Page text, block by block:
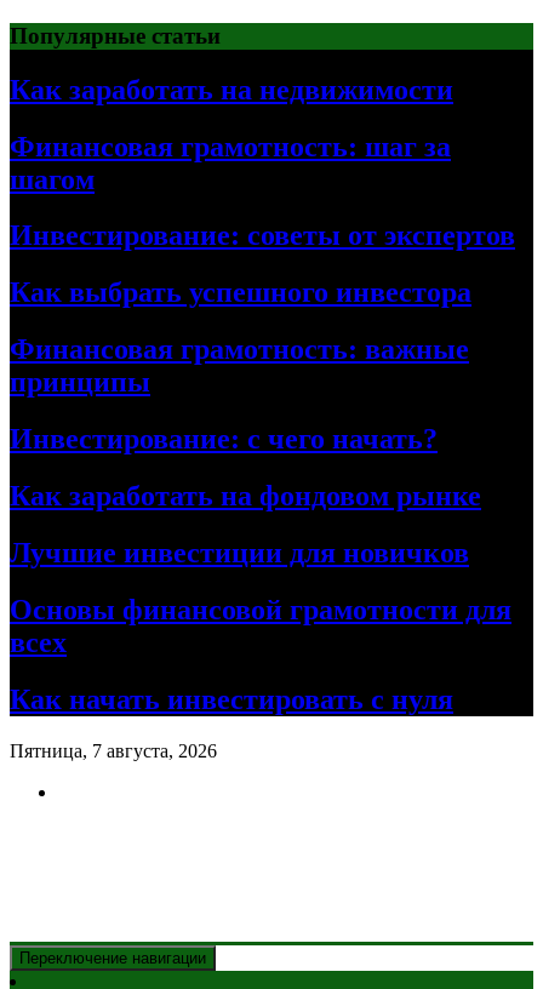
Перейти
к
содержимому
Популярные статьи
Как заработать на недвижимости
Финансовая грамотность: шаг за
шагом
Инвестирование: советы от экспертов
Как выбрать успешного инвестора
Финансовая грамотность: важные
принципы
Инвестирование: с чего начать?
Как заработать на фондовом рынке
Лучшие инвестиции для новичков
Основы финансовой грамотности для
всех
Как начать инвестировать с нуля
Пятница, 7 августа, 2026
Переключение навигации